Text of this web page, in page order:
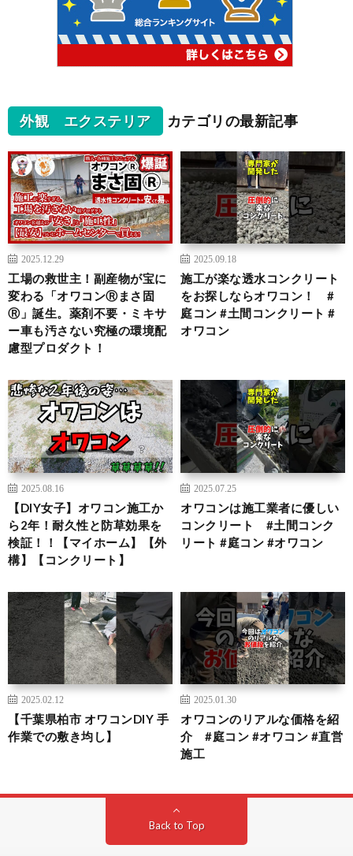
外観 エクステリア カテゴリの最新記事
2025.12.29
工場の救世主！副産物が宝に
変わる「オワコンⓇまさ固
Ⓡ」誕生。薬剤不要・ミキサ
ー車も汚さない究極の環境配
慮型プロダクト！
2025.09.18
施工が楽な透水コンクリート
をお探しならオワコン！ #
庭コン #土間コンクリート #
オワコン
2025.08.16
【DIY女子】オワコン施工か
ら2年！耐久性と防草効果を
検証！！【マイホーム】【外
構】【コンクリート】
2025.07.25
オワコンは施工業者に優しい
コンクリート #土間コンク
リート #庭コン #オワコン
2025.02.12
【千葉県柏市 オワコンDIY 手
作業での敷き均し】
2025.01.30
オワコンのリアルな価格を紹
介 #庭コン #オワコン #直営
施工
Back to Top